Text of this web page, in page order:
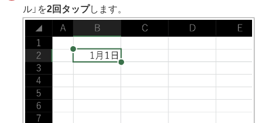
ル」を2回タップします。